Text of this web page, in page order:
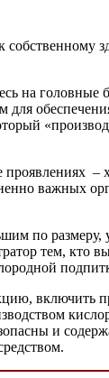
собственному
на головные
для
проявлениях –
важных
по
тем, кто
включить
и